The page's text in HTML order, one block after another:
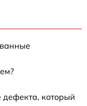
дефекта, который